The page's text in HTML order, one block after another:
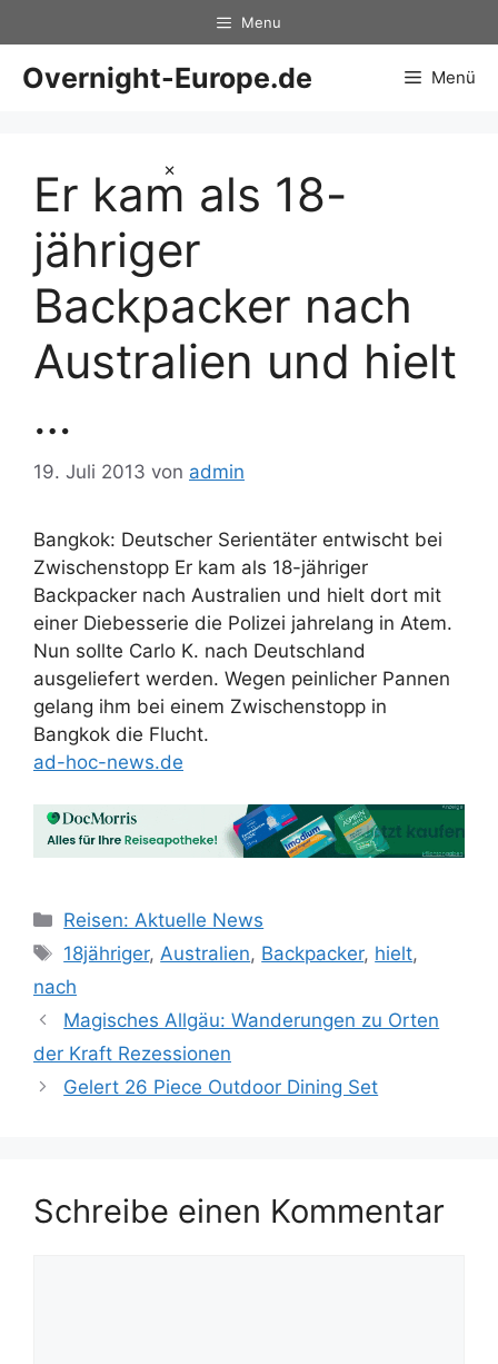
×
Inhalt
springen
Menu
Overnight-Europe.de Menü
Er kam als 18-
jähriger
Backpacker nach
Australien und hielt
…
19. Juli 2013 von admin
Bangkok: Deutscher Serientäter entwischt bei
Zwischenstopp Er kam als 18-jähriger
Backpacker nach Australien und hielt dort mit
einer Diebesserie die Polizei jahrelang in Atem.
Nun sollte Carlo K. nach Deutschland
ausgeliefert werden. Wegen peinlicher Pannen
gelang ihm bei einem Zwischenstopp in
Bangkok die Flucht.
ad-hoc-news.de
Kategorien
Reisen: Aktuelle News
Schlagwörter
18jähriger, Australien, Backpacker, hielt,
nach
Magisches Allgäu: Wanderungen zu Orten
der Kraft Rezessionen
Gelert 26 Piece Outdoor Dining Set
Schreibe einen Kommentar